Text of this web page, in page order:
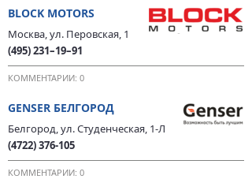
BLOCK MOTORS
Москва, ул. Перовская, 1
(495) 231–19–91
КОММЕНТАРИИ: 0
GENSER БЕЛГОРОД
Белгород, ул. Студенческая, 1-Л
(4722) 376-105
КОММЕНТАРИИ: 0